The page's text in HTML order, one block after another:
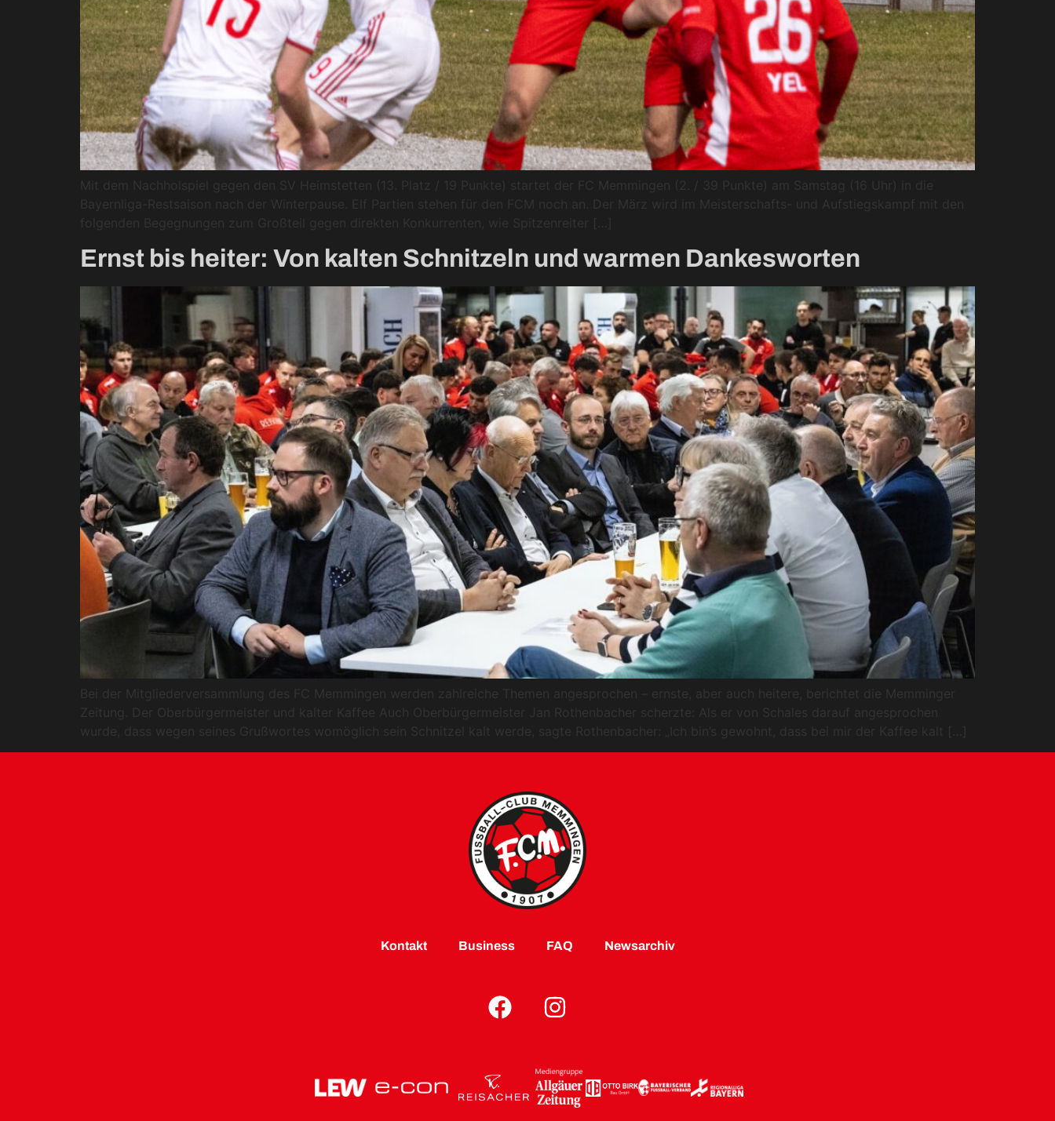
Mit dem Nachholspiel gegen den SV Heimstetten (13. Platz / 19 Punkte) startet der FC Memmingen (2. / 39 Punkte) am Samstag (16 Uhr) in die
Bayernliga-Restsaison nach der Winterpause. Elf Partien stehen für den FCM noch an. Der März wird im Meisterschafts- und Aufstiegskampf mit den
folgenden Begegnungen zum Großteil gegen direkten Konkurrenten, wie Spitzenreiter […]
Ernst bis heiter: Von kalten Schnitzeln und warmen Dankesworten
Bei der Mitgliederversammlung des FC Memmingen werden zahlreiche Themen angesprochen – ernste, aber auch heitere, berichtet die Memminger
Zeitung. Der Oberbürgermeister und kalter Kaffee Auch Oberbürgermeister Jan Rothenbacher scherzte: Als er von Schales darauf angesprochen
wurde, dass wegen seines Grußwortes womöglich sein Schnitzel kalt werde, sagte Rothenbacher: „Ich bin’s gewohnt, dass bei mir der Kaffee kalt […]
Kontakt Business FAQ Newsarchiv